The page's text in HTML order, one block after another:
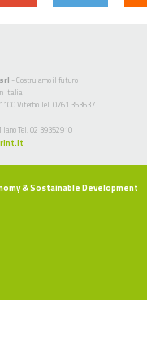
- Costruiamo il futuro
Italia
Viterbo Tel. 0761 353637
Tel. 02 39352910
& Sostainable Development